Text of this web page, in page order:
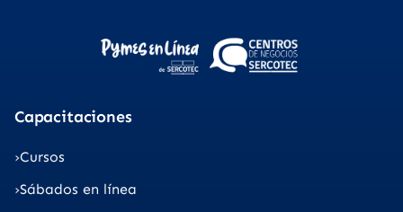
Capacitaciones
Cursos
Sábados en línea